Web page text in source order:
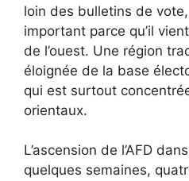
loin des bulletins de
important parce qu’il
de l’ouest. Une région
éloignée de la base
qui est surtout
orientaux.
L’ascension de l’AFD
quelques semaines,